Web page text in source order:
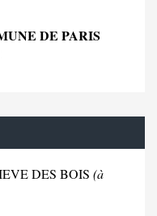
DE PARIS
DES BOIS (à